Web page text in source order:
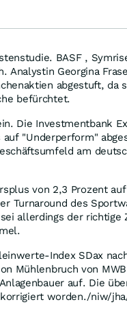
BASF ,
Analystin Georgina
abgestuft, da
befürchtet.
Die Investmentbank
"Underperform"
am
von 2,3 Prozent
Turnaround des
allerdings der richtige
Index SDax
Mühlenbruch von
auf. Die
worden./niw/